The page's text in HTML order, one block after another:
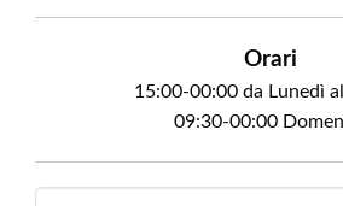
Orari
15:00-00:00 da Lunedì
09:30-00:00